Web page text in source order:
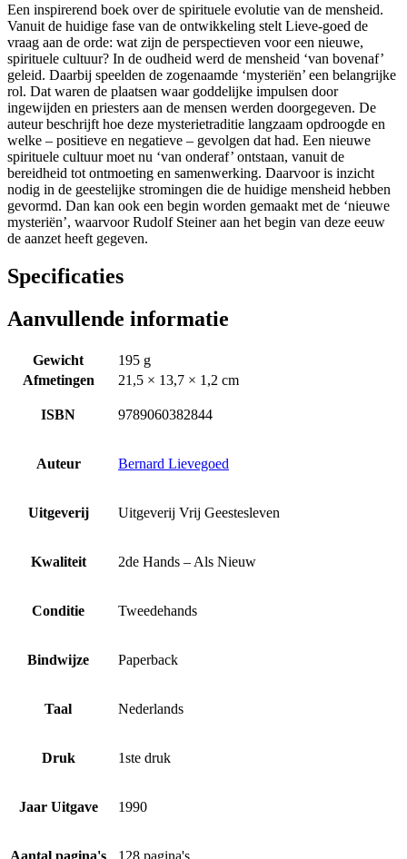
Een inspirerend boek over de spirituele evolutie van de mensheid.
Vanuit de huidige fase van de ontwikkeling stelt Lieve-goed de
vraag aan de orde: wat zijn de perspectieven voor een nieuwe,
spirituele cultuur? In de oudheid werd de mensheid ‘van bovenaf’
geleid. Daarbij speelden de zogenaamde ‘mysteriën’ een belangrijke
rol. Dat waren de plaatsen waar goddelijke impulsen door
ingewijden en priesters aan de mensen werden doorgegeven. De
auteur beschrijft hoe deze mysterietraditie langzaam opdroogde en
welke – positieve en negatieve – gevolgen dat had. Een nieuwe
spirituele cultuur moet nu ‘van onderaf’ ontstaan, vanuit de
bereidheid tot ontmoeting en samenwerking. Daarvoor is inzicht
nodig in de geestelijke stromingen die de huidige mensheid hebben
gevormd. Dan kan ook een begin worden gemaakt met de ‘nieuwe
mysteriën’, waarvoor Rudolf Steiner aan het begin van deze eeuw
de aanzet heeft gegeven.
Specificaties
Aanvullende informatie
Gewicht
195 g
Afmetingen
21,5 × 13,7 × 1,2 cm
ISBN 9789060382844
Auteur Bernard Lievegoed
Uitgeverij Uitgeverij Vrij Geestesleven
Kwaliteit 2de Hands – Als Nieuw
Conditie Tweedehands
Bindwijze Paperback
Taal Nederlands
Druk 1ste druk
Jaar Uitgave 1990